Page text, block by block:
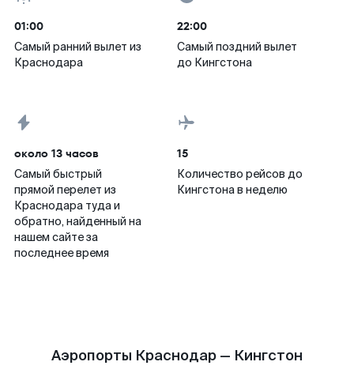
01:00
Самый ранний вылет из
Краснодара
22:00
Самый поздний вылет
до Кингстона
около 13 часов
Самый быстрый
прямой перелет из
Краснодара туда и
обратно, найденный на
нашем сайте за
последнее время
15
Количество рейсов до
Кингстона в неделю
Аэропорты Краснодар — Кингстон